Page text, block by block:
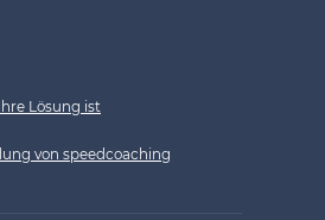
Lösung ist
von speedcoaching